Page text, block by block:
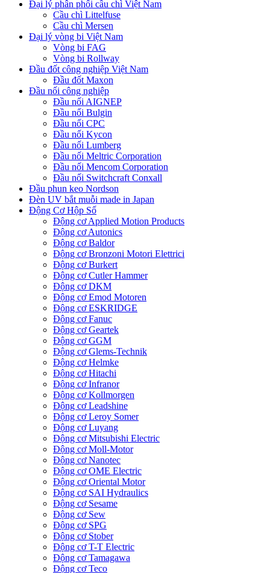
Đại lý phân phối cầu chì Việt Nam
Cầu chì Littelfuse
Cầu chì Mersen
Đại lý vòng bi Việt Nam
Vòng bi FAG
Vòng bi Rollway
Đầu đốt công nghiệp Việt Nam
Đầu đốt Maxon
Đầu nối công nghiệp
Đầu nối AIGNEP
Đầu nối Bulgin
Đầu nối CPC
Đầu nối Kycon
Đầu nối Lumberg
Đầu nối Meltric Corporation
Đầu nối Mencom Corporation
Đầu nối Switchcraft Conxall
Đầu phun keo Nordson
Đèn UV bắt muỗi made in Japan
Động Cơ Hộp Số
Động cơ Applied Motion Products
Động cơ Autonics
Động cơ Baldor
Động cơ Bronzoni Motori Elettrici
Động cơ Burkert
Động cơ Cutler Hammer
Động cơ DKM
Động cơ Emod Motoren
Động cơ ESKRIDGE
Động cơ Fanuc
Động cơ Geartek
Động cơ GGM
Động cơ Glems-Technik
Động cơ Helmke
Động cơ Hitachi
Động cơ Infranor
Động cơ Kollmorgen
Động cơ Leadshine
Động cơ Leroy Somer
Động cơ Luyang
Động cơ Mitsubishi Electric
Động cơ Moll-Motor
Động cơ Nanotec
Động cơ OME Electric
Động cơ Oriental Motor
Động cơ SAI Hydraulics
Động cơ Sesame
Động cơ Sew
Động cơ SPG
Động cơ Stober
Động cơ T-T Electric
Động cơ Tamagawa
Động cơ Teco